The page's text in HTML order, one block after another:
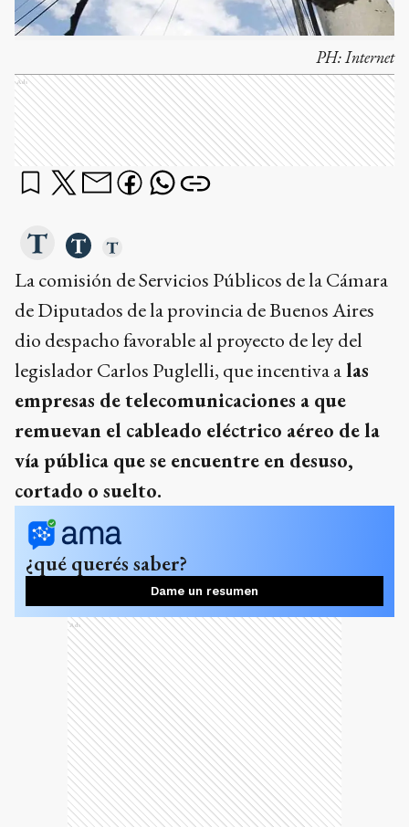
PH:Internet
Ads
La comisión de Servicios Públicos de la Cámara
de Diputados de la provincia de Buenos Aires
dio despacho favorable al proyecto de ley del
legislador Carlos Puglelli, que incentiva alas
empresas de telecomunicaciones a que
remuevan el cableado eléctrico aéreo de la
vía pública que se encuentre en desuso,
cortado o suelto.
¿qué querés saber?
Dame un resumen
Ads